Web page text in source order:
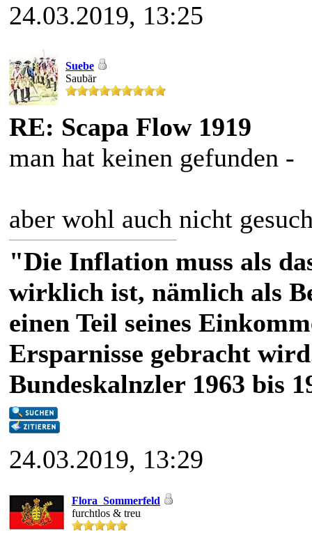
24.03.2019, 13:25
Suebe
Saubär
RE: Scapa Flow 1919
man hat keinen gefunden -
aber wohl auch nicht
"Die Inflation muss als
wirklich ist, nämlich als
einen Teil seines
Ersparnisse gebracht
Bundeskalnzler 1963 bis
24.03.2019, 13:29
Flora_Sommerfeld
furchtlos & treu